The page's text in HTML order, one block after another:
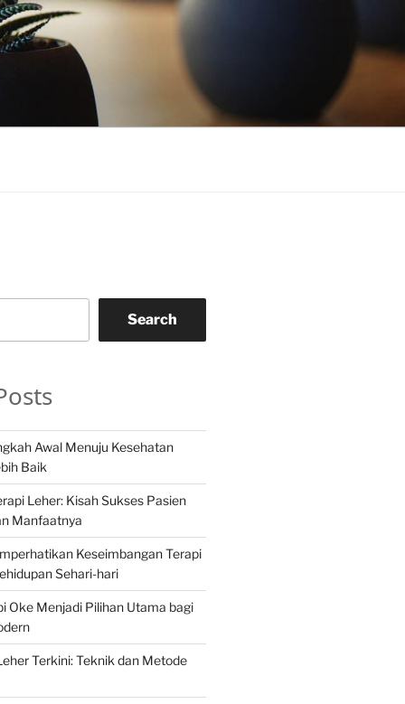
Search
Awal Menuju Kesehatan
Baik
Leher: Kisah Sukses Pasien
Manfaatnya
Keseimbangan Terapi
Sehari-hari
Oke Menjadi Pilihan Utama bagi
Terkini: Teknik dan Metode